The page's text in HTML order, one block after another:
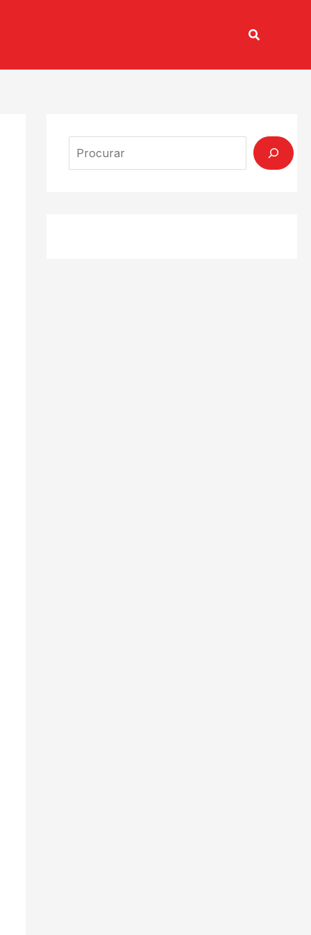
Pesquisar
Search